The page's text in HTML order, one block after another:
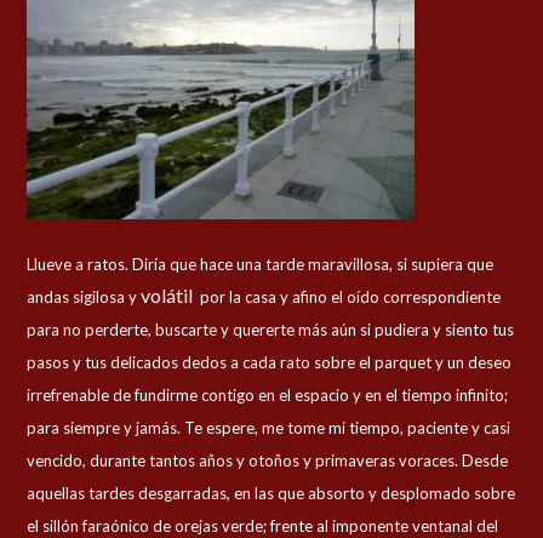
Llueve a ratos. Diría que hace una tarde maravillosa, si supiera que
andas sigilosa yvolátil por la casa y afino el oído correspondiente
para no perderte, buscarte y quererte más aún si pudiera y siento tus
pasos y tus delicados dedos a cada rato sobre el parquet y un deseo
irrefrenable de fundirme contigo en el espacio y en el tiempo infinito;
para siempre y jamás. Te espere, me tome mi tiempo, paciente y casi
vencido, durante tantos años y otoños y primaveras voraces. Desde
aquellas tardes desgarradas, en las que absorto y desplomado sobre
el sillón faraónico de orejas verde; frente al imponente ventanal del